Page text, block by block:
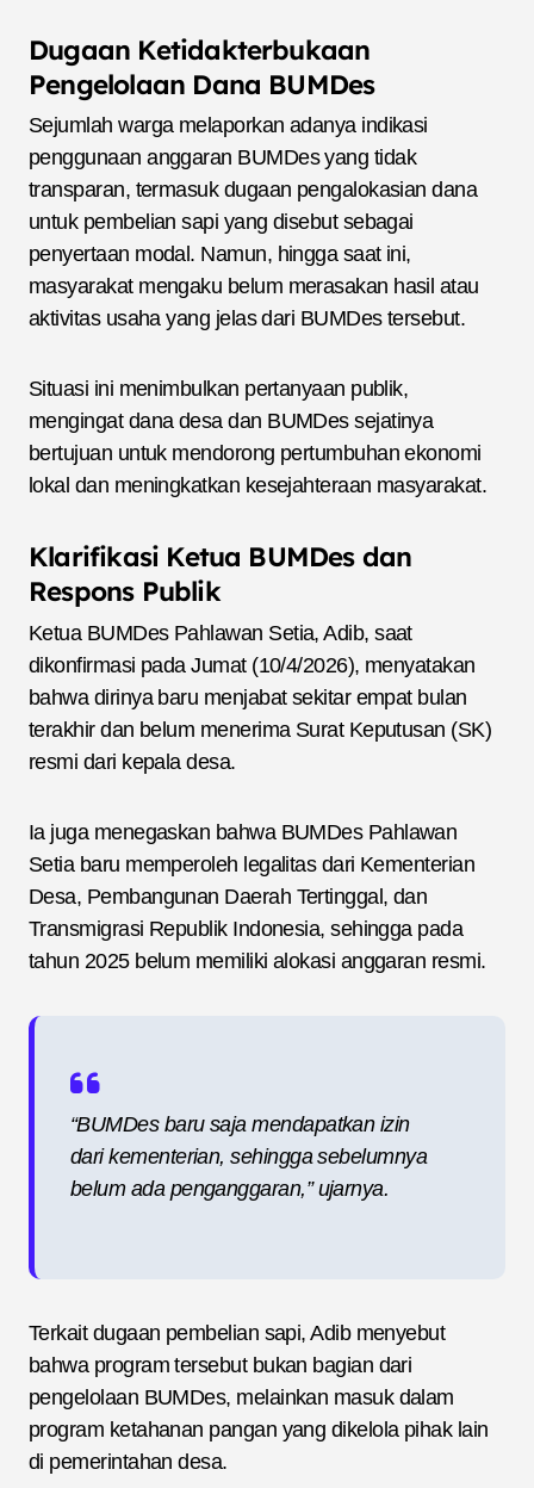
Dugaan Ketidakterbukaan
Pengelolaan Dana BUMDes
Sejumlah warga melaporkan adanya indikasi
penggunaan anggaran BUMDes yang tidak
transparan, termasuk dugaan pengalokasian dana
untuk pembelian sapi yang disebut sebagai
penyertaan modal. Namun, hingga saat ini,
masyarakat mengaku belum merasakan hasil atau
aktivitas usaha yang jelas dari BUMDes tersebut.
Situasi ini menimbulkan pertanyaan publik,
mengingat dana desa dan BUMDes sejatinya
bertujuan untuk mendorong pertumbuhan ekonomi
lokal dan meningkatkan kesejahteraan masyarakat.
Klarifikasi Ketua BUMDes dan
Respons Publik
Ketua BUMDes Pahlawan Setia, Adib, saat
dikonfirmasi pada Jumat (10/4/2026), menyatakan
bahwa dirinya baru menjabat sekitar empat bulan
terakhir dan belum menerima Surat Keputusan (SK)
resmi dari kepala desa.
Ia juga menegaskan bahwa BUMDes Pahlawan
Setia baru memperoleh legalitas dari Kementerian
Desa, Pembangunan Daerah Tertinggal, dan
Transmigrasi Republik Indonesia, sehingga pada
tahun 2025 belum memiliki alokasi anggaran resmi.
“BUMDes baru saja mendapatkan izin
dari kementerian, sehingga sebelumnya
belum ada penganggaran,” ujarnya.
Terkait dugaan pembelian sapi, Adib menyebut
bahwa program tersebut bukan bagian dari
pengelolaan BUMDes, melainkan masuk dalam
program ketahanan pangan yang dikelola pihak lain
di pemerintahan desa.